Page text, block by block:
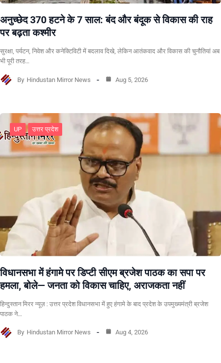
अनुच्छेद 370 हटने के 7 साल: बंद और बंदूक से विकास की राह
पर बढ़ता कश्मीर
सुरक्षा, पर्यटन, निवेश और कनेक्टिविटी में बदलाव दिखे, लेकिन आतंकवाद और विकास की चुनौतियां अब
भी पूरी तरह…
By Hindustan Mirror News Aug 5, 2026
UP उत्तर प्रदेश
विधानसभा में हंगामे पर डिप्टी सीएम ब्रजेश पाठक का सपा पर
हमला, बोले— जनता को विकास चाहिए, अराजकता नहीं
हिन्दुस्तान मिरर न्यूज़ : उत्तर प्रदेश विधानसभा में हुए हंगामे के बाद प्रदेश के उपमुख्यमंत्री ब्रजेश
पाठक ने…
By Hindustan Mirror News Aug 4, 2026